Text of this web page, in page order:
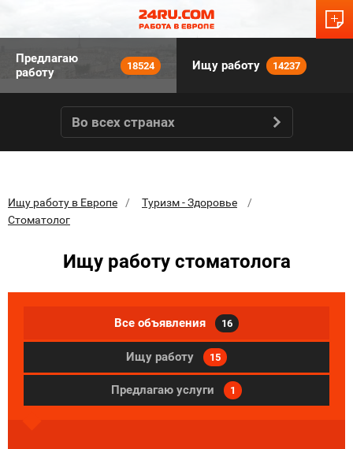
Предлагаю
работу
18524 Ищу работу 14237
Во всех странах
Ищу работу в Европе
Туризм - Здоровье
Стоматолог
Ищу работу стоматолога
Все объявления 16
Ищу работу 15
Предлагаю услуги 1